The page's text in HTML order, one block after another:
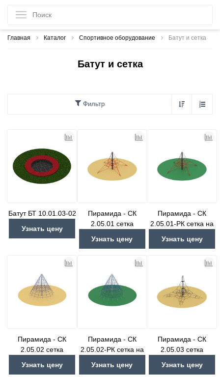
Главная Каталог Спортивное оборудование Батут и сетка
Батут и сетка
Фильтр
Батут БТ 10.01.03-02
Узнать цену
Пирамида - СК
2.05.01 сетка
Узнать цену
Пирамида - СК
2.05.01-РК сетка на
Узнать цену
Пирамида - СК
2.05.02 сетка
Узнать цену
Пирамида - СК
2.05.02-РК сетка на
Узнать цену
Пирамида - СК
2.05.03 сетка
Узнать цену